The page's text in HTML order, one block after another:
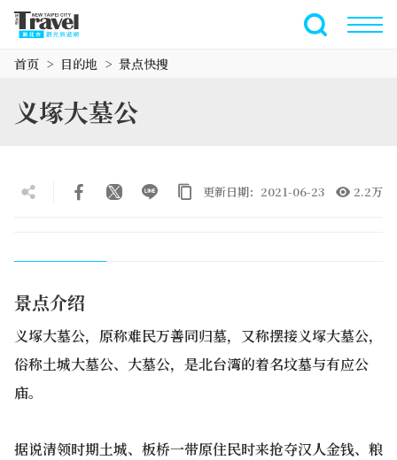
全文搜索
首页 目的地 景点快搜
义塚大墓公
更新日期：2021-06-23 2.2万
景点介绍
义塚大墓公，原称难民万善同归墓，又称摆接义塚大墓公，
俗称土城大墓公、大墓公，是北台湾的着名坟墓与有应公
庙。
据说清领时期土城、板桥一带原住民时来抢夺汉人金钱、粮